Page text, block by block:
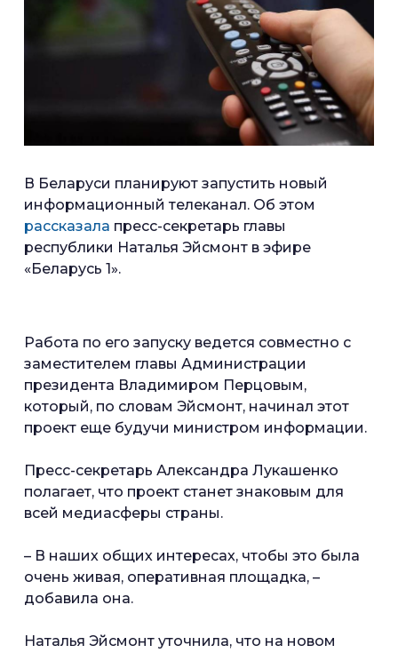
В Беларуси планируют запустить новый
информационный телеканал. Об этом
рассказала пресс-секретарь главы
республики Наталья Эйсмонт в эфире
«Беларусь 1».
Работа по его запуску ведется совместно с
заместителем главы Администрации
президента Владимиром Перцовым,
который, по словам Эйсмонт, начинал этот
проект еще будучи министром информации.
Пресс-секретарь Александра Лукашенко
полагает, что проект станет знаковым для
всей медиасферы страны.
– В наших общих интересах, чтобы это была
очень живая, оперативная площадка, –
добавила она.
Наталья Эйсмонт уточнила, что на новом